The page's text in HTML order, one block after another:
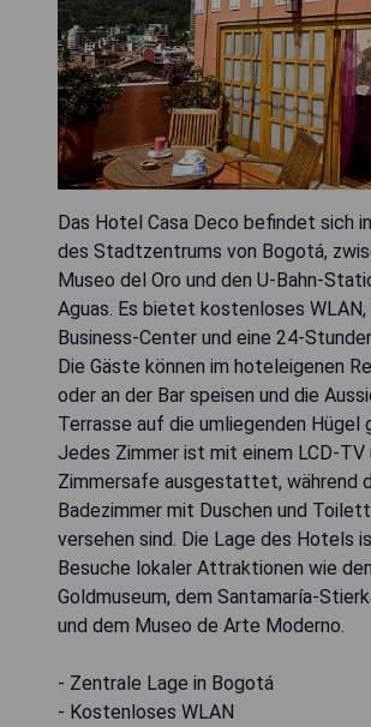
Das Hotel Casa Deco befindet sich
des Stadtzentrums von Bogotá,
Museo del Oro und den U-Bahn-
Aguas. Es bietet kostenloses WLAN,
Business-Center und eine 24-
Die Gäste können im hoteleigenen
oder an der Bar speisen und die
Terrasse auf die umliegenden Hügel
Jedes Zimmer ist mit einem LCD-TV
Zimmersafe ausgestattet, während
Badezimmer mit Duschen und
versehen sind. Die Lage des Hotels
Besuche lokaler Attraktionen wie
Goldmuseum, dem Santamaría-
und dem Museo de Arte Moderno.
- Zentrale Lage in Bogotá
- Kostenloses WLAN